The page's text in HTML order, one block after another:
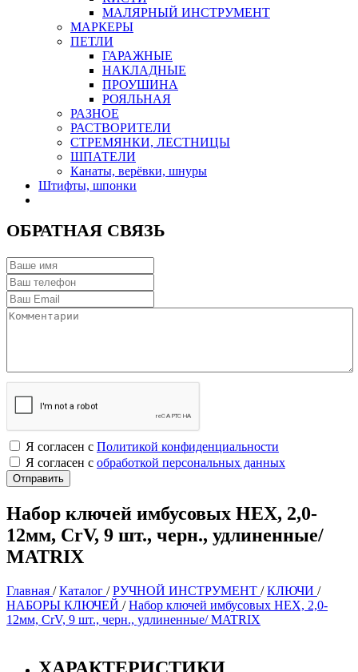
МАЛЯРНЫЙ ИНСТРУМЕНТ
МАРКЕРЫ
ПЕТЛИ
ГАРАЖНЫЕ
НАКЛАДНЫЕ
ПРОУШИНА
РОЯЛЬНАЯ
РАЗНОЕ
РАСТВОРИТЕЛИ
СТРЕМЯНКИ, ЛЕСТНИЦЫ
ШПАТЕЛИ
Канаты, верёвки, шнуры
Штифты, шпонки
ОБРАТНАЯ СВЯЗЬ
Я согласен с Политикой конфиденциальности
Я согласен с обработкой персональных данных
Набор ключей имбусовых HEX, 2,0-
12мм, СrV, 9 шт., черн., удлиненные/
MATRIX
Главная /Каталог /РУЧНОЙ ИНСТРУМЕНТ /КЛЮЧИ /
НАБОРЫ КЛЮЧЕЙ /Набор ключей имбусовых HEX, 2,0-
12мм, СrV, 9 шт., черн., удлиненные/ MATRIX
ХАРАКТЕРИСТИКИ